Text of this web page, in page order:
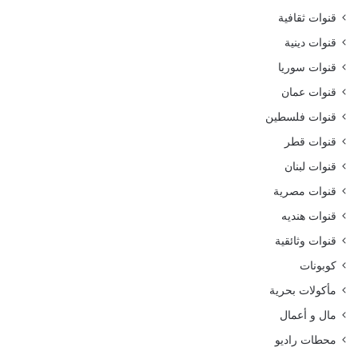
قنوات ثقافية
قنوات دينية
قنوات سوريا
قنوات عمان
قنوات فلسطين
قنوات قطر
قنوات لبنان
قنوات مصرية
قنوات هنديه
قنوات وثائقية
كوبونات
مأكولات بحرية
مال و أعمال
محطات راديو